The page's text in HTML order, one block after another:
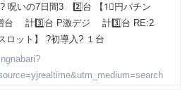
呪いの7日間3 2️⃣台 【1⃣円パチン
台 計3️⃣台 P激デジ 計3️⃣台 RE:2
ロット】 ?初導入? １台